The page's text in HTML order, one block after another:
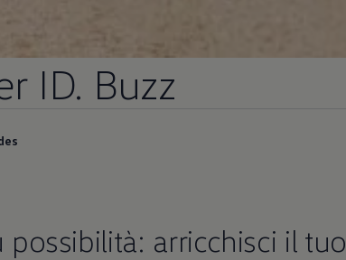
ID. Buzz
arricchisci il tuo